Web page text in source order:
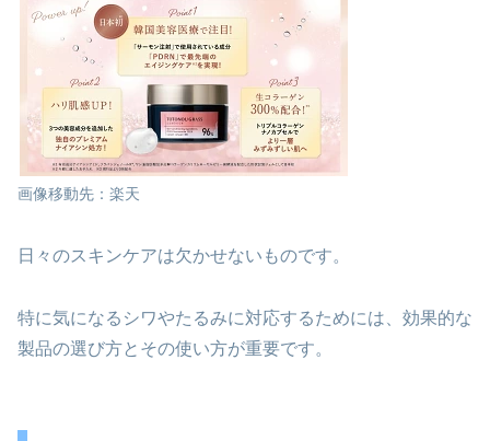
画像移動先：楽天
日々のスキンケアは欠かせないものです。
特に気になるシワやたるみに対応するためには、効果的な
製品の選び方とその使い方が重要です。